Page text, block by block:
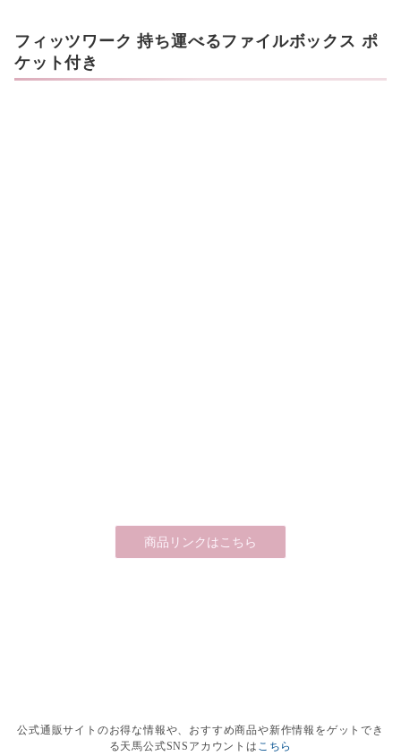
フィッツワーク 持ち運べるファイルボックス ポ
ケット付き
商品リンクはこちら
公式通販サイトのお得な情報や、おすすめ商品や新作情報をゲットでき
る天馬公式SNSアカウントは こちら